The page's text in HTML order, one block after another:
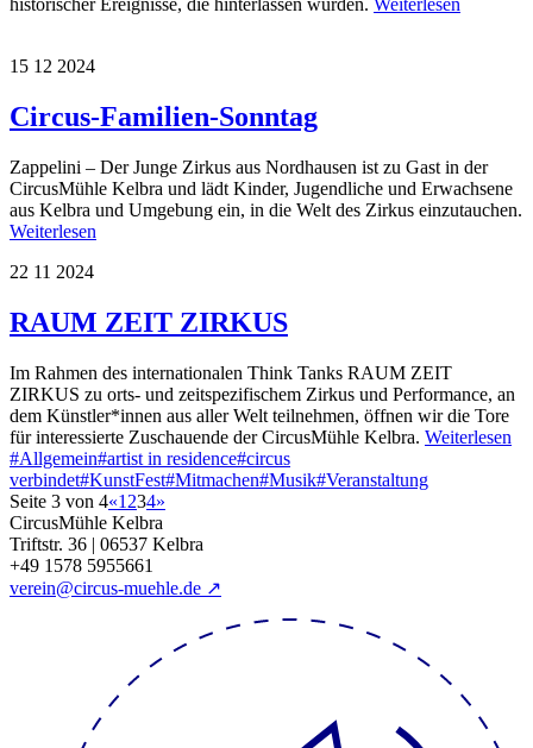
historischer Ereignisse, die hinterlassen wurden. Weiterlesen
15 12 2024
Circus-Familien-Sonntag
Zappelini – Der Junge Zirkus aus Nordhausen ist zu Gast in der
CircusMühle Kelbra und lädt Kinder, Jugendliche und Erwachsene
aus Kelbra und Umgebung ein, in die Welt des Zirkus einzutauchen.
Weiterlesen
22 11 2024
RAUM ZEIT ZIRKUS
Im Rahmen des internationalen Think Tanks RAUM ZEIT
ZIRKUS zu orts- und zeitspezifischem Zirkus und Performance, an
dem Künstler*innen aus aller Welt teilnehmen, öffnen wir die Tore
für interessierte Zuschauende der CircusMühle Kelbra. Weiterlesen
#Allgemein#artist in residence#circus
verbindet#KunstFest#Mitmachen#Musik#Veranstaltung
Seite 3 von 4«1 234»
CircusMühle Kelbra
Triftstr. 36 | 06537 Kelbra
+49 1578 5955661
verein@circus-muehle.de ↗